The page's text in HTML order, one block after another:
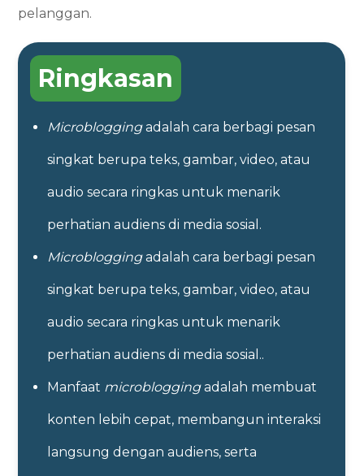
pelanggan.
Ringkasan
Microbloggingadalah cara berbagi pesan
singkat berupa teks, gambar, video, atau
audio secara ringkas untuk menarik
perhatian audiens di media sosial.
Microbloggingadalah cara berbagi pesan
singkat berupa teks, gambar, video, atau
audio secara ringkas untuk menarik
perhatian audiens di media sosial..
Manfaat microbloggingadalah membuat
konten lebih cepat, membangun interaksi
langsung dengan audiens, serta